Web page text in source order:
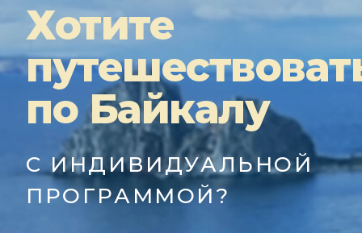
Хотите
по Байкалу
С ИНДИВИДУАЛЬНОЙ
ПРОГРАММОЙ?